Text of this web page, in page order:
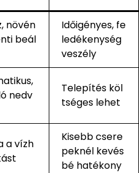
növén
beál
Időigényes, fe
ledékenység
veszély
nedv
Telepítés köl
tséges lehet
a vízh
Kisebb csere
peknél kevés
bé hatékony